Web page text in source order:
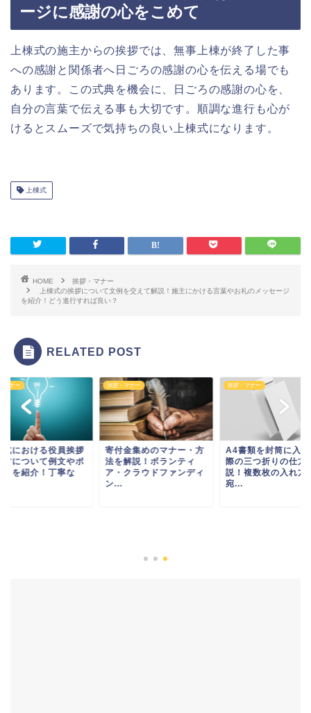
ージに感謝の心をこめて
上棟式の施主からの挨拶では、無事上棟が終了した事
への感謝と関係者へ日ごろの感謝の心を伝える場でも
あります。この式典を機会に、日ごろの感謝の心を、
自分の言葉で伝える事も大切です。順調な進行も心が
けるとスムーズで気持ちの良い上棟式になります。
上棟式
HOME
挨拶・マナー
上棟式の挨拶について文例を交えて解説！施主にかける言葉やお礼のメッセージ
を紹介！どう進行すれば良い？
RELATED POST
マナー
式における役員挨拶
方について例文やポ
トを紹介！丁寧な
挨拶・マナー
寄付金集めのマナー・方
法を解説！ボランティ
ア・クラウドファンディ
ン...
挨拶・マナー
A4書類を封筒に入
際の三つ折りの仕方
説！複数枚の入れ方
宛...